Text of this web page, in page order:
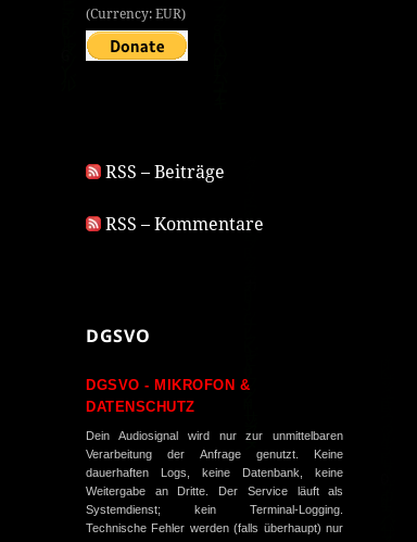
(Currency: EUR)
RSS – Beiträge
RSS – Kommentare
DGSVO
DGSVO - MIKROFON &
DATENSCHUTZ
Dein Audiosignal wird nur zur unmittelbaren
Verarbeitung der Anfrage genutzt. Keine
dauerhaften Logs, keine Datenbank, keine
Weitergabe an Dritte. Der Service läuft als
Systemdienst; kein Terminal-Logging.
Technische Fehler werden (falls überhaupt) nur